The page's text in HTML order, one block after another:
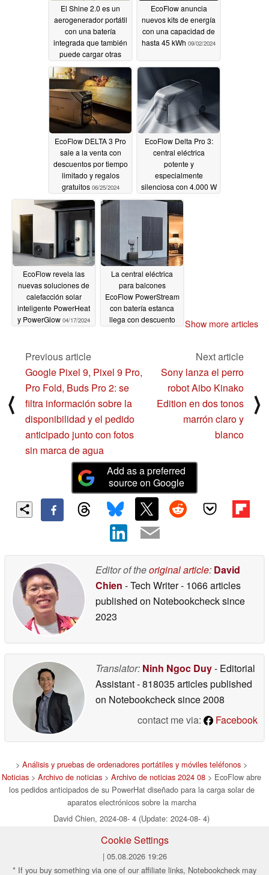
El Shine 2.0 es un
aerogenerador portátil
con una batería
integrada que también
puede cargar otras
centrales eléctricas
portátiles09/19/2024
EcoFlow anuncia
nuevos kits de energía
con una capacidad de
hasta 45 kWh 09/02/2024
EcoFlow DELTA 3 Pro
sale a la venta con
descuentos por tiempo
limitado y regalos
gratuitos 06/25/2024
EcoFlow Delta Pro 3:
central eléctrica
potente y
especialmente
silenciosa con 4.000 W
próximamente
EcoFlow revela las
nuevas soluciones de
calefacción solar
inteligente PowerHeat
y PowerGlow 04/17/2024
La central eléctrica
para balcones
EcoFlow PowerStream
con batería estanca
llega con descuento
Show more articles
⟨
Previous article
Google Pixel 9, Pixel 9 Pro,
Pro Fold, Buds Pro 2: se
filtra información sobre la
disponibilidad y el pedido
anticipado junto con fotos
sin marca de agua
Next article
Sony lanza el perro
robot Aibo Kinako
Edition en dos tonos
marrón claro y
blanco
⟩
Add as a preferred
source on Google
Editor of theoriginal article: David
Chien - Tech Writer- 1066 articles
published on Notebookchecksince
2023
Translator: Ninh Ngoc Duy- Editorial
Assistant- 818035 articles published
on Notebookchecksince 2008
contact me via:
Facebook
> Análisis y pruebas de ordenadores portátiles y móviles teléfonos >
Noticias > Archivo de noticias > Archivo de noticias 2024 08 > EcoFlow abre
los pedidos anticipados de su PowerHat diseñado para la carga solar de
aparatos electrónicos sobre la marcha
David Chien, 2024-08- 4 (Update: 2024-08- 4)
Cookie Settings
| 05.08.2026 19:26
* If you buy something via one of our affiliate links, Notebookcheck may